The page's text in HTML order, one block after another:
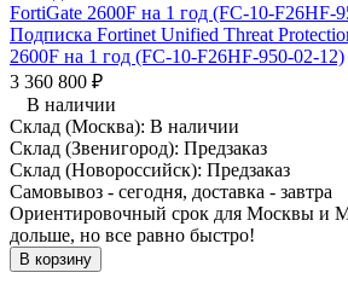
Подписка Fortinet Unified Threat
2600F на 1 год (FC-10-F26HF-950-02-12)
3 360 800 ₽
В наличии
Склад (Москва): В наличии
Склад (Звенигород): Предзаказ
Склад (Новороссийск): Предзаказ
Самовывоз - сегодня, доставка - завтра
Ориентировочный срок для Москвы и
дольше, но все равно быстро!
В корзину